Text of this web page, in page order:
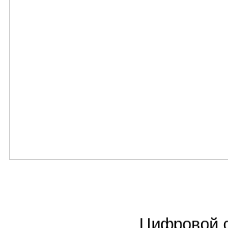
Цифровой